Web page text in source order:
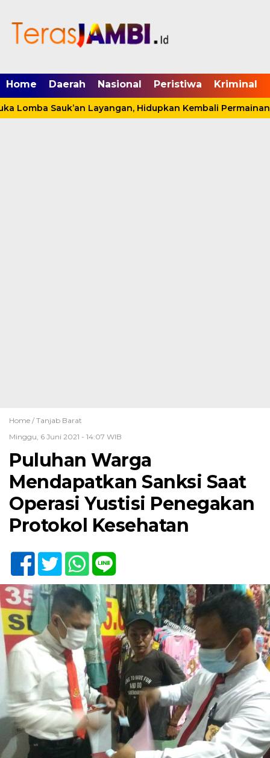
Home Daerah Nasional Peristiwa Kriminal
Lomba Sauk’an Layangan, Hidupkan Kembali Permainan
Home / Tanjab Barat
Minggu, 6 Juni 2021 - 14:07 WIB
Puluhan Warga
Mendapatkan Sanksi Saat
Operasi Yustisi Penegakan
Protokol Kesehatan